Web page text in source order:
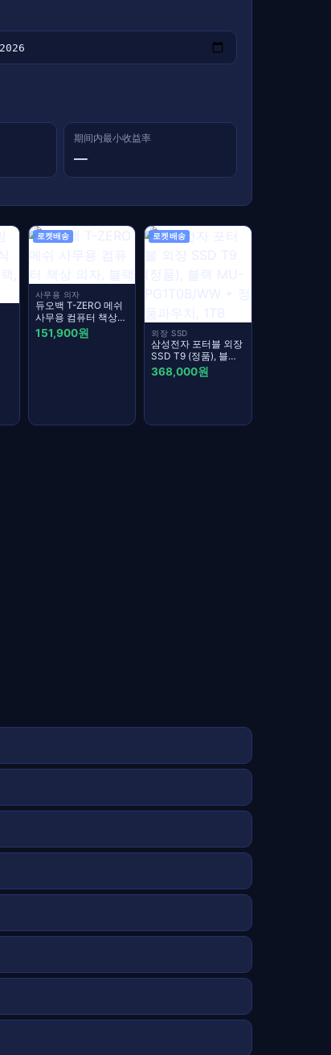
期间内最小收益率
—
로켓배송
사무용 의자
듀오백 T-ZERO 메쉬
사무용 컴퓨터 책상
의자, 블랙
151,900원
로켓배송
외장 SSD
삼성전자 포터블 외장
SSD T9 (정품), 블랙
MU-PG1T0B/WW +
정품파우치, 1TB
368,000원